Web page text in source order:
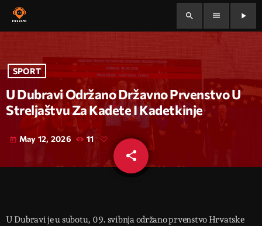
search menu play_arrow
SPORT
U Dubravi Održano Državno Prvenstvo U
Streljaštvu Za Kadete I Kadetkinje
today May 12, 2026 11
share
email
U Dubravi je u subotu, 09. svibnja održano prvenstvo Hrvatske